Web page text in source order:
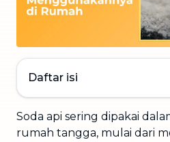
Daftar isi
Soda api sering dipakai
rumah tangga, mulai dari